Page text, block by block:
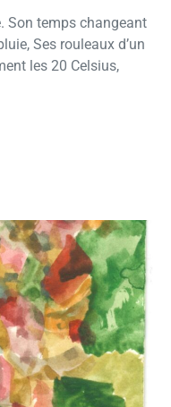
Son temps changeant
Ses rouleaux d’un
les 20 Celsius,